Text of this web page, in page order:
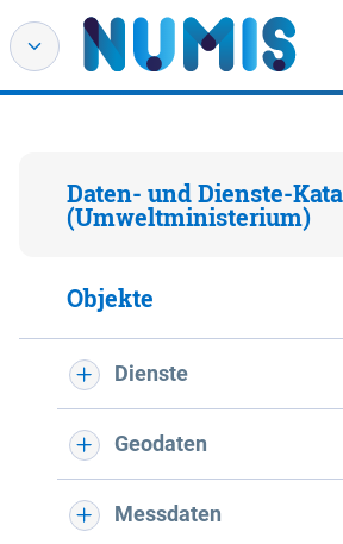
Daten- und Dienste-
(Umweltministerium)
Objekte
Dienste
Geodaten
Messdaten